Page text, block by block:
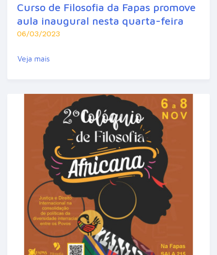
Curso de Filosofia da Fapas promove
aula inaugural nesta quarta-feira
06/03/2023
Veja mais